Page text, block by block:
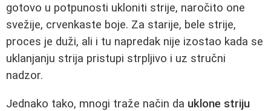
gotovo u potpunosti ukloniti strije, naročito one
svežije, crvenkaste boje. Za starije, bele strije,
proces je duži, ali i tu napredak nije izostao kada se
uklanjanju strija pristupi strpljivo i uz stručni
nadzor.
Jednako tako, mnogi traže način da uklone striju